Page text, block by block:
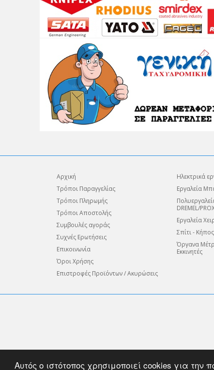
Αυτός ο ιστότοπος χρησιμοποιεί cookies για
Αρχική
Τρόποι Παραγγελίας
Τρόποι Πληρωμής
Τρόποι Αποστολής
Συμβουλές αγοράς
Συχνές Ερωτήσεις
Επικοινωνία
Όροι Χρήσης
Επιστροφές Προϊόντων / Ακυρώσεις
Ηλεκτρικά
Εργαλεία
DREMEL/
Εργαλεία
Σπίτι -
Όργανα
Εκκινητές
Όλες οι πληρωμές που πραγματοποιούνται με χρήση κάρτας